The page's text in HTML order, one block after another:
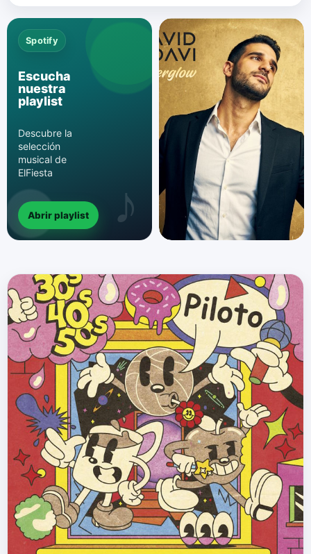
Spotify
Escucha
nuestra
playlist
Descubre la
selección
musical de
ElFiesta
Abrir playlist